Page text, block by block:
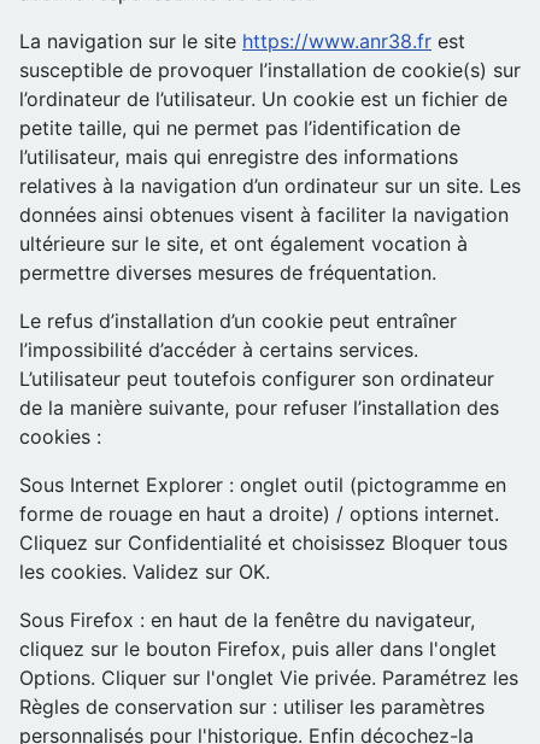
La navigation sur le site https://www.anr38.fr est
susceptible de provoquer l’installation de cookie(s) sur
l’ordinateur de l’utilisateur. Un cookie est un fichier de
petite taille, qui ne permet pas l’identification de
l’utilisateur, mais qui enregistre des informations
relatives à la navigation d’un ordinateur sur un site. Les
données ainsi obtenues visent à faciliter la navigation
ultérieure sur le site, et ont également vocation à
permettre diverses mesures de fréquentation.
Le refus d’installation d’un cookie peut entraîner
l’impossibilité d’accéder à certains services.
L’utilisateur peut toutefois configurer son ordinateur
de la manière suivante, pour refuser l’installation des
cookies :
Sous Internet Explorer : onglet outil (pictogramme en
forme de rouage en haut a droite) / options internet.
Cliquez sur Confidentialité et choisissez Bloquer tous
les cookies. Validez sur OK.
Sous Firefox : en haut de la fenêtre du navigateur,
cliquez sur le bouton Firefox, puis aller dans l'onglet
Options. Cliquer sur l'onglet Vie privée. Paramétrez les
Règles de conservation sur : utiliser les paramètres
personnalisés pour l'historique. Enfin décochez-la